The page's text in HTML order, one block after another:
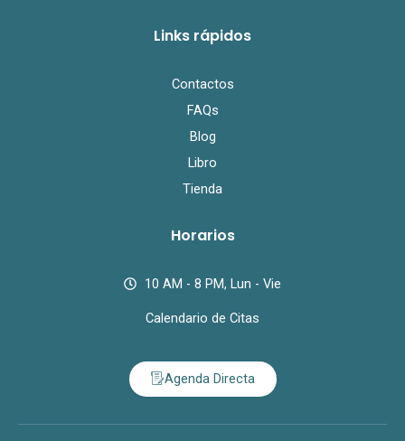
Links rápidos
Contactos
FAQs
Blog
Libro
Tienda
Horarios
10 AM - 8 PM, Lun - Vie
Calendario de Citas
Agenda Directa